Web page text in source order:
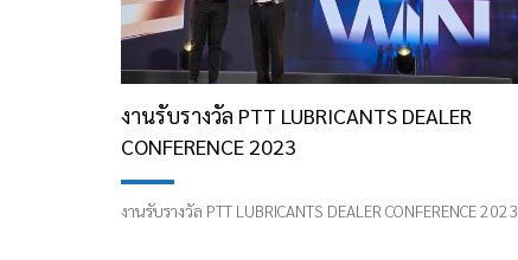
งานรับรางวัล PTT LUBRICANTS DEALER
CONFERENCE 2023
งานรับรางวัล PTT LUBRICANTS DEALER CONFERENCE 2023